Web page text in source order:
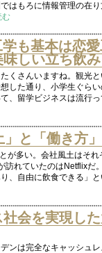
はもろに情報管理の在
む
も基本は恋
しい立ち飲
くさんいますね。観光
した通り、小学生ぐら
、留学ビジネスは流行
と「働き方」
が多い。会社風土はそ
れていたのはNetflixだ
、自由に飲食できる」
会を実現し
ンは完全なキャッシュ